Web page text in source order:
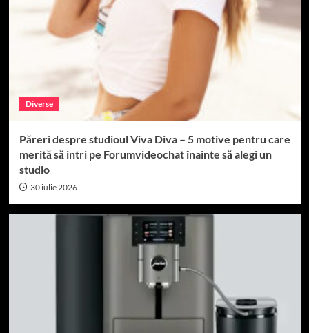
Diverse
Păreri despre studioul Viva Diva – 5 motive pentru care
merită să intri pe Forumvideochat înainte să alegi un
studio
30 iulie 2026